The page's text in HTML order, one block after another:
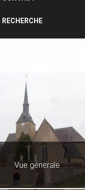
RECHERCHE
Vue génerale